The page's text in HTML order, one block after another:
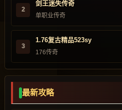
2
剑王迷失传奇
单职业传奇
3
1.76复古精品523sy
176传奇
最新攻略